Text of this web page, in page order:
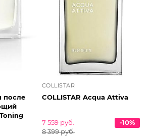
после
COLLISTAR
COLLISTAR Acqua Attiva
7 559 руб.
8 399 руб.
-10%